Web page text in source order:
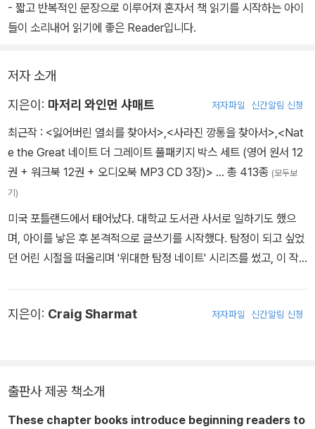
- 짧고 반복적인 문장으로 이루어져 혼자서 책 읽기를 시작하는 아이
들이 소리내어 읽기에 좋은 Reader입니다.
저자 소개
지은이: 마저리 와인먼 샤매트 저자파일 신간알림 신청
최근작 : <잃어버린 열쇠를 찾아서>,<사라진 깡통을 찾아서>,<Nat
e the Great 네이트 더 그레이트 풀패키지 박스 세트 (영어 원서 12
권 + 워크북 12권 + 오디오북 MP3 CD 3장)> … 총 413종 (모두보
기)
미국 포틀랜드에서 태어났다. 대학교 도서관 사서로 일하기도 했으
며, 아이를 낳은 후 본격적으로 글쓰기를 시작했다. 탐정이 되고 싶었
던 어린 시절을 떠올리며 '위대한 탐정 네이트' 시리즈를 썼고, 이 작
이 영화로 제작되었다.
지은이: Craig Sharmat 저자파일 신간알림 신청
출판사 제공 책소개
These chapter books introduce beginning readers to